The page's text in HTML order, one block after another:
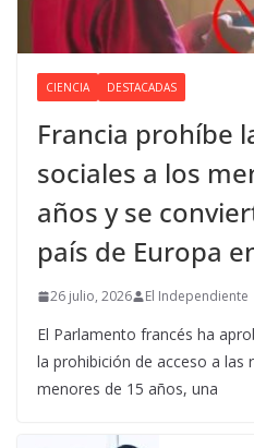
CIENCIA DESTACADAS
Francia prohíbe
sociales a los
años y se
país de Europa
26 julio, 2026 El Independiente
El Parlamento francés ha
la prohibición de acceso a las
menores de 15 años, una